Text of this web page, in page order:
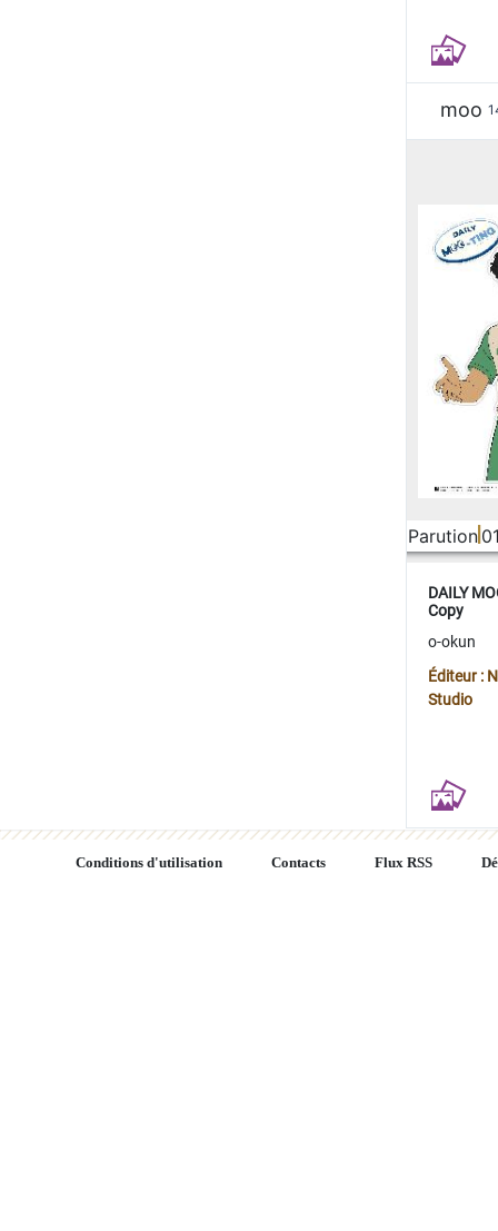
moo
Parution
DAILY
Copy
o-okun
Éditeur :
Studio
Conditions d'utilisation Contacts Flux RSS